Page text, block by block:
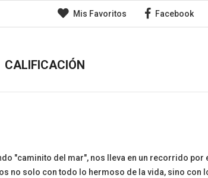
Mis Favoritos Facebook
CALIFICACIÓN
"caminito del mar", nos lleva en un recorrido por
no solo con todo lo hermoso de la vida, sino con